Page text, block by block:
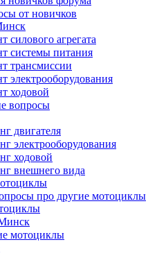
от новичков
агрегата
системы питания
трансмиссии
электрооборудования
ходовой
вопросы
двигателя
электрооборудования
ходовой
внешнего вида
про другие мотоциклы
мотоциклы